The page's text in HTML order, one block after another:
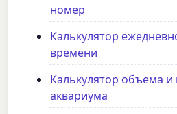
номер
Калькулятор
времени
Калькулятор объема и
аквариума